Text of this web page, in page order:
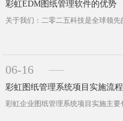
彩虹EDM图纸管理软件的优势
06-16
彩虹图纸管理系统项目实施流程